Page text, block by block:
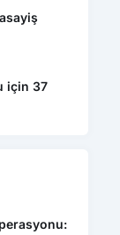
için 37